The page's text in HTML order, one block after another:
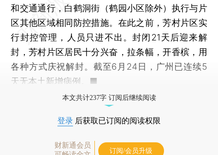
和交通通行，白鹤洞街（鹤园小区除外）执行与片
区其他区域相同防控措施。在此之前，芳村片区实
行封控管理，人员只进不出。封闭21天后迎来解
封，芳村片区居民十分兴奋，拉条幅，开香槟，用
各种方式庆祝解封。截至6月24日，广州已连续5
天无本土新增病例。■
本文共计237字 订阅后继续阅读
登录 后获取已订阅的阅读权限
财新通会员
订阅/会员升级